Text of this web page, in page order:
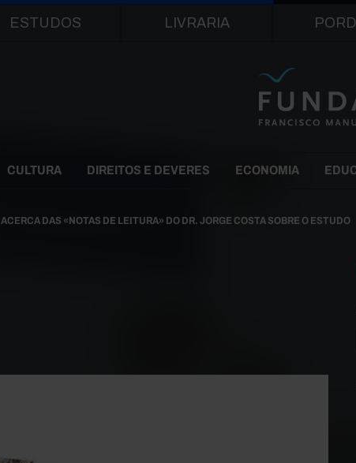
ESTUDOS LIVRARIA
CULTURA DIREITOS E DEVERES ECONOMIA
ACERCA DAS «NOTAS DE LEITURA» DO DR. JORGE COSTA SOBRE O ESTUDO